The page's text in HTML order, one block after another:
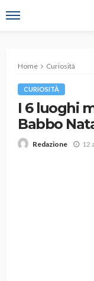
Home Curiosità
CURIOSITÀ
I 6 luoghi
Babbo
Redazione 12